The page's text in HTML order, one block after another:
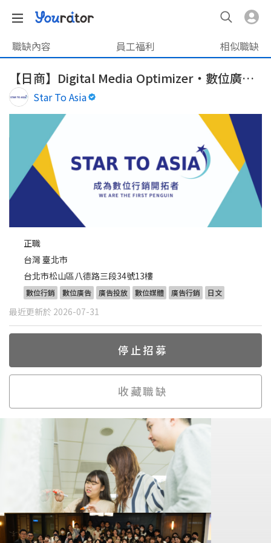
職缺內容 員工福利 相似職缺
【日商】Digital Media Optimizer・數位廣告優化師｜每周1日遠端
Star To Asia
正職
台灣 臺北市
台北市松山區八德路三段34號13樓
數位行銷 數位廣告 廣告投放 數位媒體 廣告行銷 日文
最近更新於 2026-07-31
停止招募
收藏職缺